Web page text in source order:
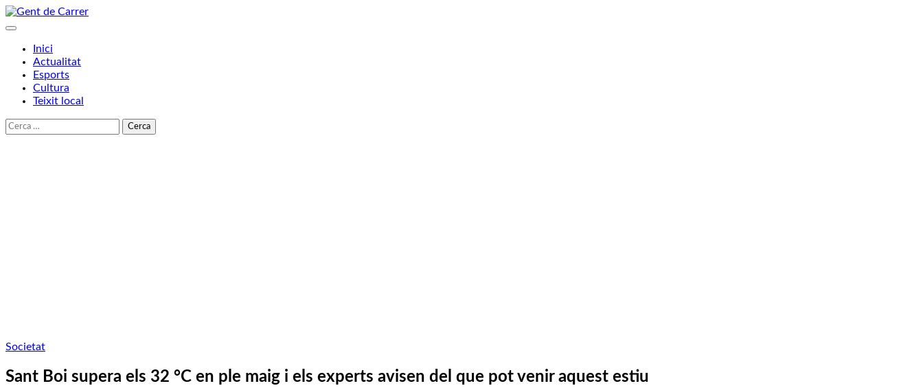
Skip
to
Inici
Actualitat
Esports
Cultura
Teixit local
Cerca:
Societat
Sant Boi supera els 32 °C en ple maig i els experts avisen del que pot venir aquest estiu